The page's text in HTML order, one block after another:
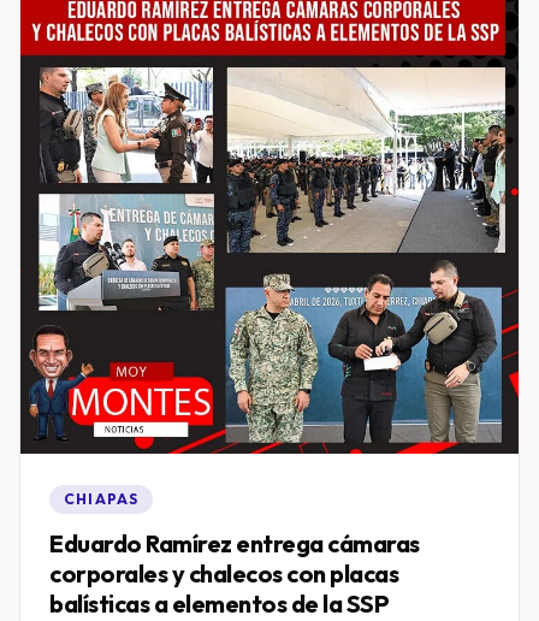
CHIAPAS
Eduardo Ramírez entrega cámaras
corporales y chalecos con placas
balísticas a elementos de la SSP